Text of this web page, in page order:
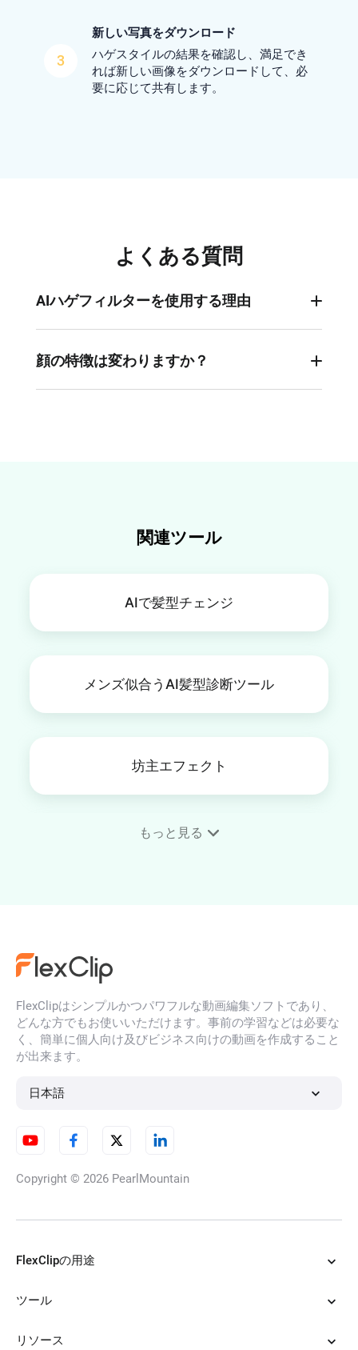
3
新しい写真をダウンロード
ハゲスタイルの結果を確認し、満足でき
れば新しい画像をダウンロードして、必
要に応じて共有します。
よくある質問
AIハゲフィルターを使用する理由
れ、新しいスタイルの洞察が得られます。
顔の特徴は変わりますか？
関連ツール
AIで髪型チェンジ
メンズ似合うAI髪型診断ツール
坊主エフェクト
AI髪色シミュレーション
もっと見る
FlexClipはシンプルかつパワフルな動画編集ソフトであり、
どんな方でもお使いいただけます。事前の学習などは必要な
く、簡単に個人向け及びビジネス向けの動画を作成すること
が出来ます。
日本語
Copyright © 2026 PearlMountain
FlexClipの用途
ツール
リソース